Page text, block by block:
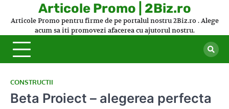
Articole Promo | 2Biz.ro
Articole Promo pentru firme de pe portalul nostru 2Biz.ro . Alege
acum sa iti promovezi afacerea cu ajutorul nostru.
CONSTRUCTII
Beta Proiect – alegerea perfecta